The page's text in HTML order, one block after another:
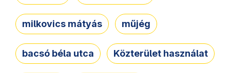
milkovics mátyás műjég
bacsó béla utca Közterület használat